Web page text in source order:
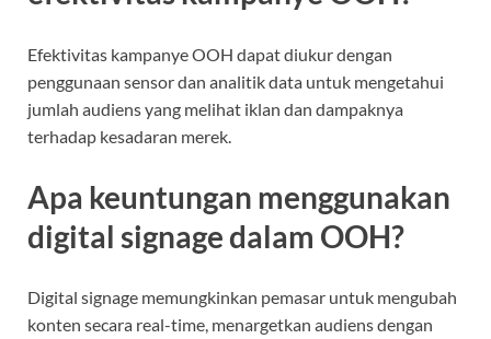
Efektivitas kampanye OOH dapat diukur dengan
penggunaan sensor dan analitik data untuk mengetahui
jumlah audiens yang melihat iklan dan dampaknya
terhadap kesadaran merek.
Apa keuntungan menggunakan
digital signage dalam OOH?
Digital signage memungkinkan pemasar untuk mengubah
konten secara real-time, menargetkan audiens dengan